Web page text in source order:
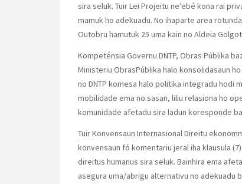
sira seluk. Tuir Lei Projeitu ne’ebé kona rai
mamuk ho adekuadu. No ihaparte area
Outobru hamutuk 25 uma kain no Aldeia
Kompeténsia Governu DNTP, Obras Públika
Ministeriu ObrasPúblika halo konsolidasaun
no DNTP komesa halo politika integradu hodi
mobilidade ema no sasan, liliu relasiona ho
komunidade afetadu sira ladun koresponde
Tuir Konvensaun Internasional Direitu
konvensaun fó komentariu jeral iha klausula
direitus humanus sira seluk. Bainhira ema
asegura uma/abrigu alternativu no adekuadu